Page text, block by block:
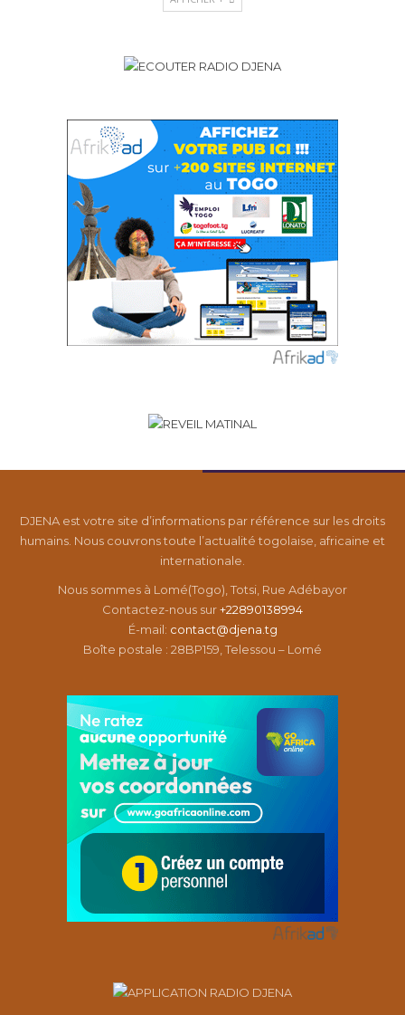
DJENA est votre site d’informations par référence sur les droits
humains. Nous couvrons toute l’actualité togolaise, africaine et
internationale.
Nous sommes à Lomé(Togo), Totsi, Rue Adébayor
Contactez-nous sur+22890138994
É-mail: contact@djena.tg
Boîte postale : 28BP159, Telessou – Lomé